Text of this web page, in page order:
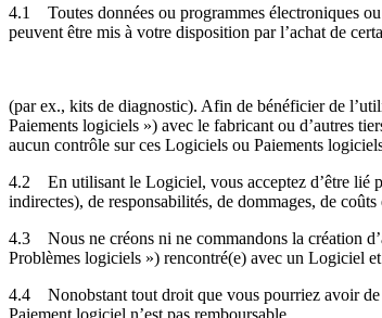
4.1
Toutes données ou programmes électroniques
peuvent être mis à votre disposition par l’achat de
(par ex., kits de diagnostic). Afin de bénéficier de
Paiements logiciels ») avec le fabricant ou d’autres
aucun contrôle sur ces Logiciels ou Paiements
4.2
En utilisant le Logiciel, vous acceptez d’être lié
indirectes), de responsabilités, de dommages, de
4.3
Nous ne créons ni ne commandons la création
Problèmes logiciels ») rencontré(e) avec un Logiciel
4.4
Nonobstant tout droit que vous pourriez avoir
Paiement logiciel n’est pas remboursable.